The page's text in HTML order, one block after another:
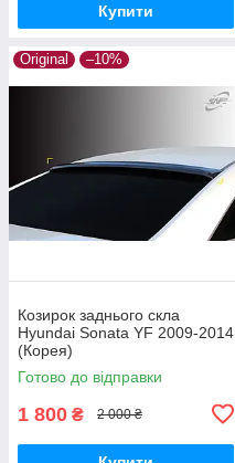
Купити
Original –10%
Козирок заднього скла
Hyundai Sonata YF 2009-2014
(Корея)
Готово до відправки
1 800 ₴ 2 000 ₴